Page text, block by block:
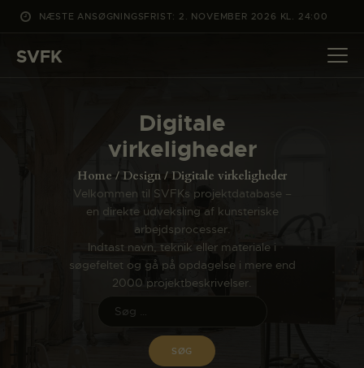
NÆSTE ANSØGNINGSFRIST: 2. NOVEMBER 2026 KL. 24:00
SVFK
Digitale
virkeligheder
Home Design Digitale virkeligheder
Velkommen til SVFKs projektdatabase –
en direkte udveksling af kunsteriske
arbejdsprocesser.
Indtast navn, teknik eller materiale i
søgefeltet og gå på opdagelse i mere end
2000 projektbeskrivelser.
DET SKER
PROJEKTER
ANSØG
OM SVFK
ENGLISH